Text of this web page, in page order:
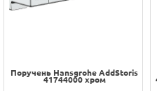
Поручень Hansgrohe AddStoris
41744000 хром